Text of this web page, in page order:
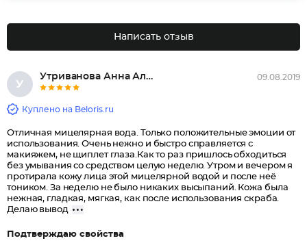
Написать отзыв
У
Утриванова Анна Альбертовна 09.08.2019
Куплено на Beloris.ru
Отличная мицелярная вода. Только положительные эмоции от
использования. Очень нежно и быстро справляется с
макияжем, не щиплет глаза.Как то раз пришлось обходиться
без умывания со средством целую неделю. Утром и вечером я
протирала кожу лица этой мицелярной водой и после неё
тоником. За неделю не было никаких высыпаний. Кожа была
нежная, гладкая, мягкая, как после использования скраба.
Делаю вывод
Подтверждаю свойства